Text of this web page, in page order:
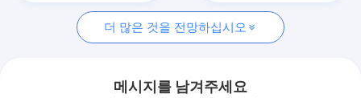
더 많은 것을 전망하십시오
메시지를 남겨주세요